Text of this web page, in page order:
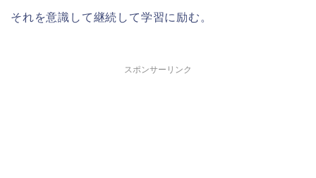
それを意識して継続して学習に励む。
スポンサーリンク